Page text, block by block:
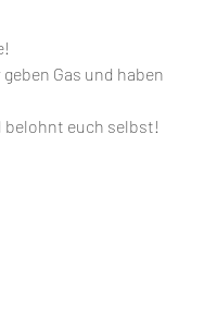
Gas und haben
euch selbst!